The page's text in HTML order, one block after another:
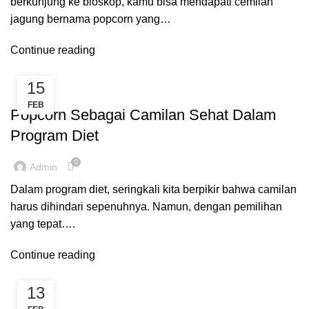
jagung bernama popcorn yang…
Continue reading
15
FEB
BLOG
Popcorn Sebagai Camilan Sehat Dalam
Program Diet
Admin 0
Dalam program diet, seringkali kita berpikir bahwa camilan
harus dihindari sepenuhnya. Namun, dengan pemilihan
yang tepat….
Continue reading
13
BLOG